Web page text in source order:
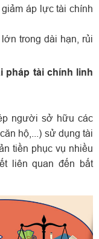
áp lực tài chính
trong dài hạn, rủi
pháp tài chính linh
người sở hữu các
hộ,...) sử dụng tài
tiền phục vụ nhiều
liên quan đến bất